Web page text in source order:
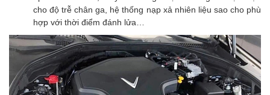
cho độ trễ chân ga, hệ thống nạp xả nhiên liệu sao cho phù
hợp với thời điểm đánh lửa…